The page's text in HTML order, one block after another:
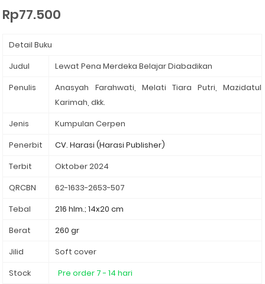
Rp77.500
Detail Buku
Judul
Lewat Pena Merdeka Belajar Diabadikan
Penulis
Anasyah Farahwati, Melati Tiara Putri, Mazidatul
Karimah, dkk.
Jenis
Kumpulan Cerpen
Penerbit
Terbit
Oktober 2024
QRCBN
62-1633-2653-507
Tebal
216 hlm.; 14x20 cm
Berat
260 gr
Jilid
Soft cover
Stock
Pre order 7 - 14 hari